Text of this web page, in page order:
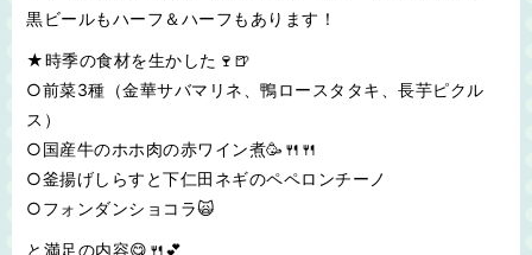
黒ビールもハーフ＆ハーフもあります！
★時季の食材を生かした🍷🍺
○前菜3種（金華サバマリネ、鴨ロースタタキ、長芋ピクル
ス）
○国産牛のホホ肉の赤ワイン煮🥳🍴🍴
○釜揚げしらすと下仁田ネギのペペロンチーノ
○フォンダンショコラ🙀
と満足の内容😋🍴💕